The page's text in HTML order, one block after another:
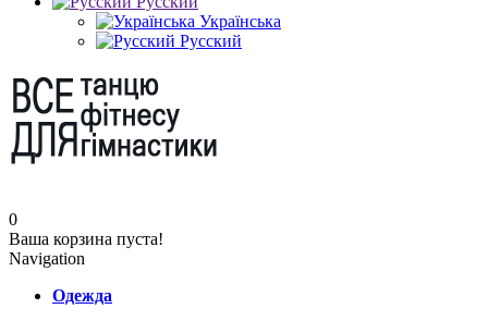
Українська
Русский
0
Ваша корзина пуста!
Navigation
Одежда